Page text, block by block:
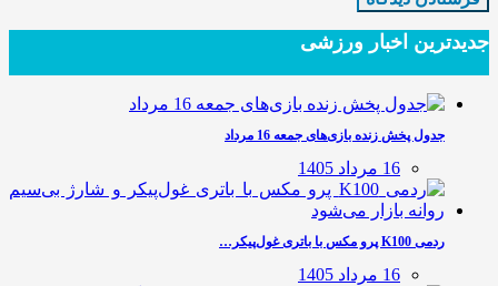
جدیدترین‌ اخبار ورزشی
جدول پخش زنده بازی‌های جمعه 16 مرداد
16 مرداد 1405
ردمی K100 پرو مکس با باتری غول‌پیکر…
16 مرداد 1405